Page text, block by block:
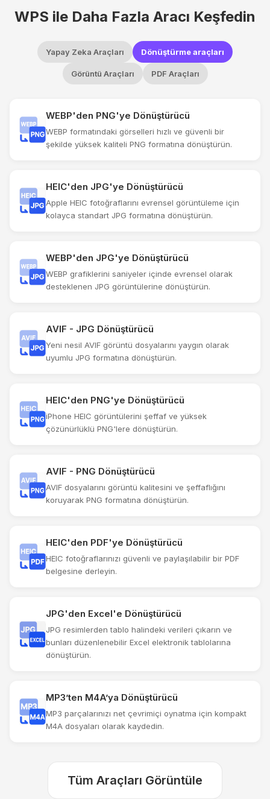
WPS ile Daha Fazla Aracı Keşfedin
Yapay Zeka Araçları Dönüştürme araçları
Görüntü Araçları PDF Araçları
WEBP'den PNG'ye Dönüştürücü
WEBP formatındaki görselleri hızlı ve güvenli bir
şekilde yüksek kaliteli PNG formatına dönüştürün.
HEIC'den JPG'ye Dönüştürücü
Apple HEIC fotoğraflarını evrensel görüntüleme için
kolayca standart JPG formatına dönüştürün.
WEBP'den JPG'ye Dönüştürücü
WEBP grafiklerini saniyeler içinde evrensel olarak
desteklenen JPG görüntülerine dönüştürün.
AVIF - JPG Dönüştürücü
Yeni nesil AVIF görüntü dosyalarını yaygın olarak
uyumlu JPG formatına dönüştürün.
HEIC'den PNG'ye Dönüştürücü
iPhone HEIC görüntülerini şeffaf ve yüksek
çözünürlüklü PNG'lere dönüştürün.
AVIF - PNG Dönüştürücü
AVIF dosyalarını görüntü kalitesini ve şeffaflığını
koruyarak PNG formatına dönüştürün.
HEIC'den PDF'ye Dönüştürücü
HEIC fotoğraflarınızı güvenli ve paylaşılabilir bir PDF
belgesine derleyin.
JPG'den Excel'e Dönüştürücü
JPG resimlerden tablo halindeki verileri çıkarın ve
bunları düzenlenebilir Excel elektronik tablolarına
dönüştürün.
MP3’ten M4A’ya Dönüştürücü
MP3 parçalarınızı net çevrimiçi oynatma için kompakt
M4A dosyaları olarak kaydedin.
Tüm Araçları Görüntüle